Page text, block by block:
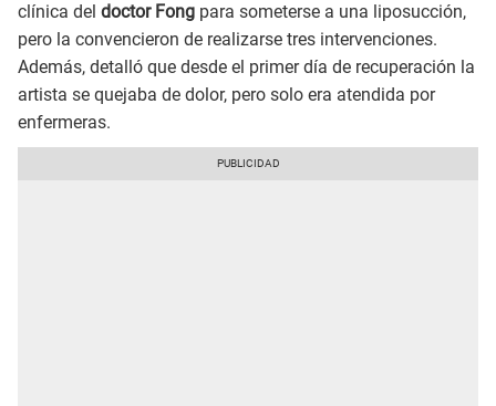
clínica del doctor Fong para someterse a una liposucción,
pero la convencieron de realizarse tres intervenciones.
Además, detalló que desde el primer día de recuperación la
artista se quejaba de dolor, pero solo era atendida por
enfermeras.